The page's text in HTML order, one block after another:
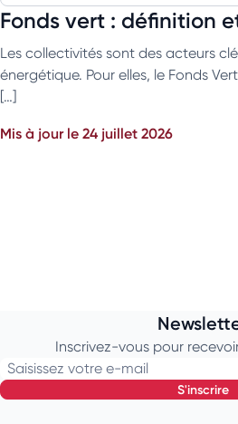
Fonds vert : définition
Les collectivités sont des acteurs
énergétique. Pour elles, le Fonds
[…]
Mis à jour le 24 juillet 2026
Inscrivez-vous pour
Saisissez votre e-mail
s'inscrire